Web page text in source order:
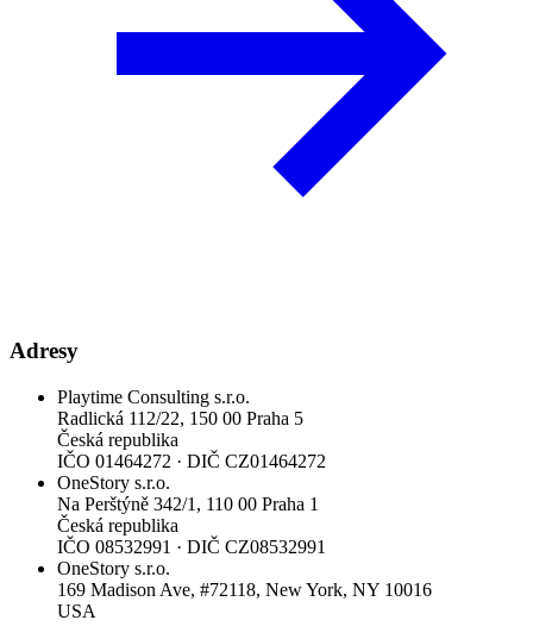
Adresy
Playtime Consulting s.r.o.
Radlická 112/22, 150 00 Praha 5
Česká republika
IČO 01464272 · DIČ CZ01464272
OneStory s.r.o.
Na Perštýně 342/1, 110 00 Praha 1
Česká republika
IČO 08532991 · DIČ CZ08532991
OneStory s.r.o.
169 Madison Ave, #72118, New York, NY 10016
USA